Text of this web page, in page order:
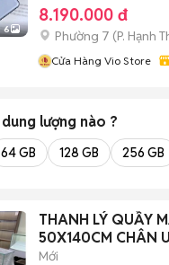
6
8.190.000 đ
Phường 7 (P. Hạnh
Cửa Hàng Vio Store
dung lượng nào ?
64 GB 128 GB 256 GB
THANH LÝ QUẦY
50X140CM CHÂN
Mới